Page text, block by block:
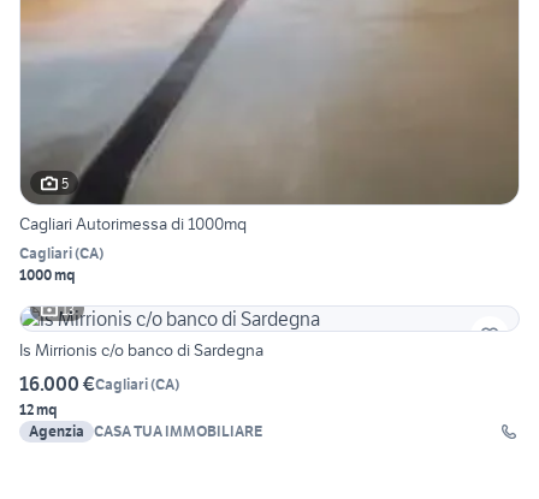
5
Cagliari Autorimessa di 1000mq
Cagliari(CA)
1000 mq
13
Is Mirrionis c/o banco di Sardegna
16.000 €Cagliari(CA)
12 mq
Agenzia CASA TUA IMMOBILIARE